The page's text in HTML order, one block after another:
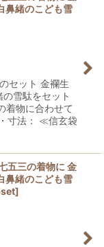
鼻緒のこども雪
セット 金襴生
雪駄をセット
着物に合わせて
寸法： ≪信玄袋
五三の着物に 金
鼻緒のこども雪
]